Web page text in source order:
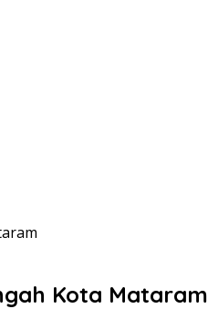
Kota Mataram